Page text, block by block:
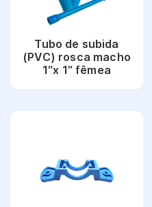
Tubo de subida
(PVC) rosca macho
1″x 1″ fêmea